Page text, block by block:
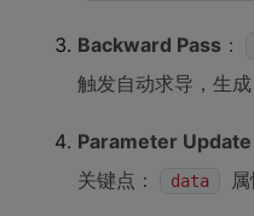
Backward Pass ：
触发自动求导，生成
Parameter Update
关键点：
data